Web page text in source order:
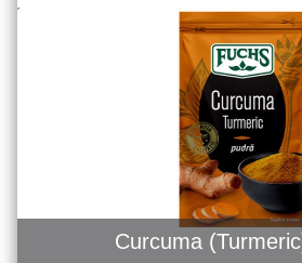
Curcuma